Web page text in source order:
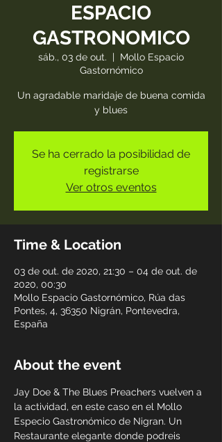
ESPACIO
GASTRONOMICO
sáb., 03 de out.
  |
Mollo Espacio
Gastornómico
Un agradable maridaje de buena comida
y blues
Se ha cerrado la posibilidad de
registrarse
Ver otros eventos
Time & Location
03 de out. de 2020, 21:30 – 04 de out. de
2020, 00:30
Mollo Espacio Gastornómico, Rúa das
Pontes, 4, 36350 Nigrán, Pontevedra,
España
About the event
Jay Doe & The Blues Preachers vuelven a
la actividad, en este caso en el Mollo
Especio Gastronómico de Nigran. Un
Restaurante elegante donde podreis